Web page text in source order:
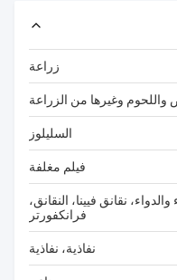
زراعة
واللحوم وغيرها من الزراعة
السليلوز
فيلم مغلفة
والدواء، نقانق فيينا، النقانق،
فرانكفورتر
نفاذية، نفاذية